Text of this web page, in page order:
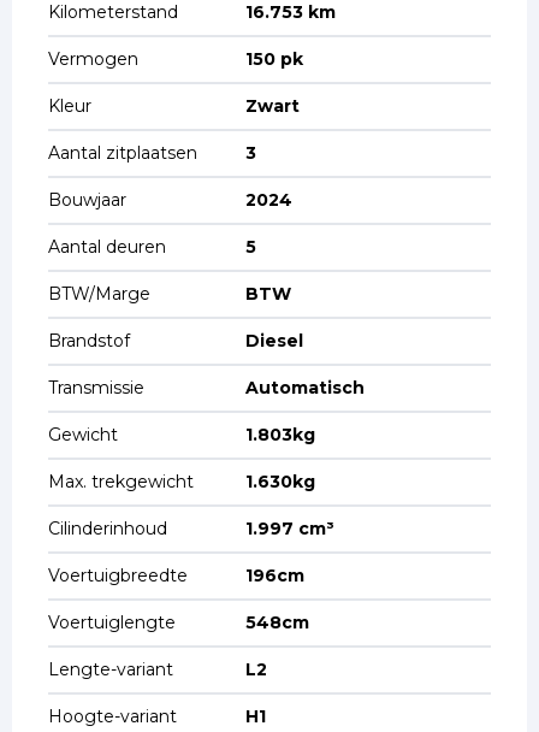
Kilometerstand 16.753 km
Vermogen 150 pk
Kleur Zwart
Aantal zitplaatsen 3
Bouwjaar 2024
Aantal deuren 5
BTW/Marge BTW
Brandstof Diesel
Transmissie Automatisch
Gewicht 1.803kg
Max. trekgewicht 1.630kg
Cilinderinhoud 1.997 cm³
Voertuigbreedte 196cm
Voertuiglengte 548cm
Lengte-variant L2
Hoogte-variant H1